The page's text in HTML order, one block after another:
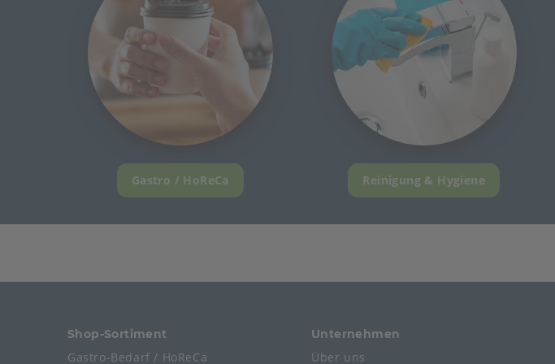
Gastro / HoReCa Reinigung & Hygiene
Shop-Sortiment
Gastro-Bedarf / HoReCa
Unternehmen
Über uns